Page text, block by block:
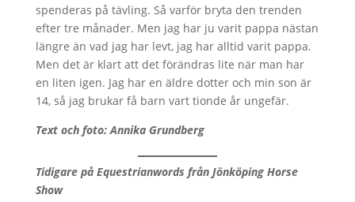
spenderas på tävling. Så varför bryta den trenden
efter tre månader. Men jag har ju varit pappa nästan
längre än vad jag har levt, jag har alltid varit pappa.
Men det är klart att det förändras lite när man har
en liten igen. Jag har en äldre dotter och min son är
14, så jag brukar få barn vart tionde år ungefär.
Text och foto: Annika Grundberg
Tidigare på Equestrianwords från Jönköping Horse
Show